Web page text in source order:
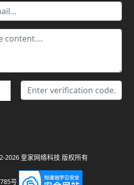
2026 皇家网络科技 版权所有
号